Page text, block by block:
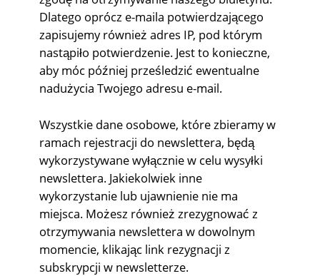
Dlatego oprócz e-maila potwierdzającego
zapisujemy również adres IP, pod którym
nastąpiło potwierdzenie. Jest to konieczne,
aby móc później prześledzić ewentualne
nadużycia Twojego adresu e-mail.
Wszystkie dane osobowe, które zbieramy w
ramach rejestracji do newslettera, będą
wykorzystywane wyłącznie w celu wysyłki
newslettera. Jakiekolwiek inne
wykorzystanie lub ujawnienie nie ma
miejsca. Możesz również zrezygnować z
otrzymywania newslettera w dowolnym
momencie, klikając link rezygnacji z
subskrypcji w newsletterze.